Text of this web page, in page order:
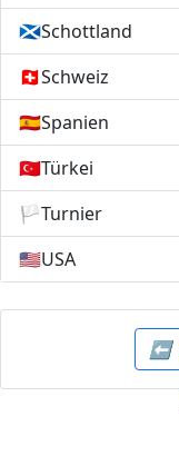
🏴󠁧󠁢󠁳󠁣󠁴󠁿Schottland
🇨🇭Schweiz
🇪🇸Spanien
🇹🇷Türkei
🏳️Turnier
🇺🇸USA
⬅️